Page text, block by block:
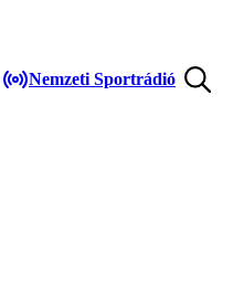
Nemzeti Sportrádió